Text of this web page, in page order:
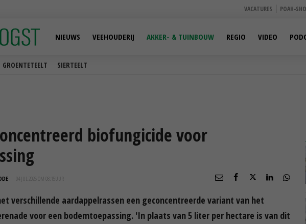
VACATURES POAH-
GROENTETEELT SIERTEELT
NIEUWS VEEHOUDERIJ AKKER- & TUINBOUW REGIO VIDEO
biofungicide voor
04 JUL 2025 OM 08:15
verschillende aardappelrassen een geconcentreerde variant van het
voor een bodemtoepassing. 'In plaats van 5 liter per hectare is van dit